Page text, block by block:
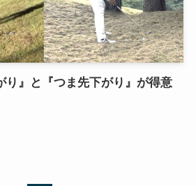
り』と『つま先下がり』が得意